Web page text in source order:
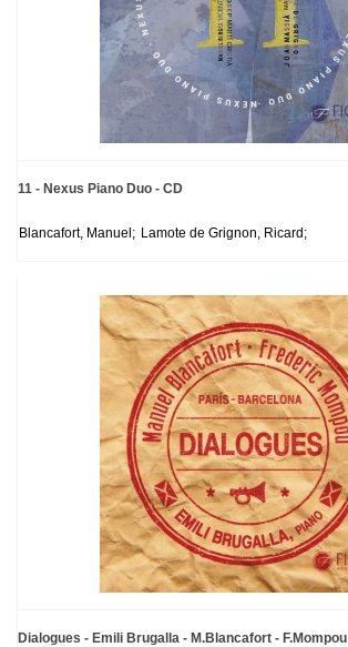
11 - Nexus Piano Duo - CD
Blancafort, Manuel; Lamote de Grignon, Ricard;
Dialogues - Emili Brugalla - M.Blancafort - F.Mompou